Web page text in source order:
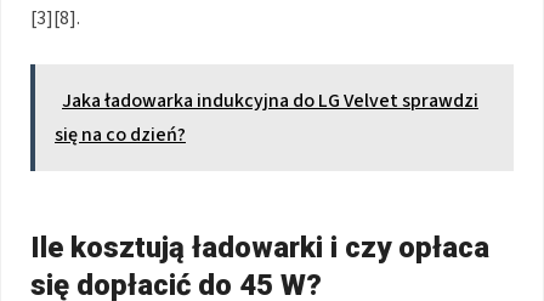
[3][8].
Jaka ładowarka indukcyjna do LG Velvet sprawdzi
się na co dzień?
Ile kosztują ładowarki i czy opłaca
się dopłacić do 45 W?